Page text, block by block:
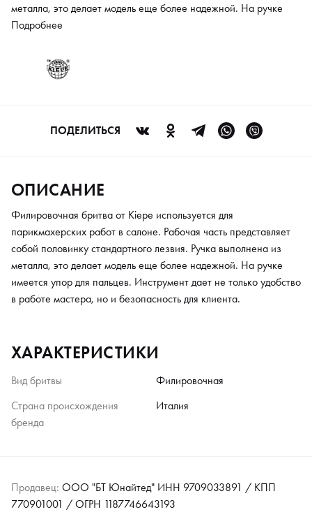
металла, это делает модель еще более надежной. На ручке
имеется упор для пальцев. Инструмент дает не только удобство
Подробнее
ПОДЕЛИТЬСЯ
ОПИСАНИЕ
Филировочная бритва от Kiepe используется для
парикмахерских работ в салоне. Рабочая часть представляет
собой половинку стандартного лезвия. Ручка выполнена из
металла, это делает модель еще более надежной. На ручке
имеется упор для пальцев. Инструмент дает не только удобство
в работе мастера, но и безопасность для клиента.
ХАРАКТЕРИСТИКИ
Вид бритвы
Филировочная
Страна происхождения
бренда
Италия
Продавец: ООО "БТ Юнайтед" ИНН 9709033891 / КПП
770901001 / ОГРН 1187746643193